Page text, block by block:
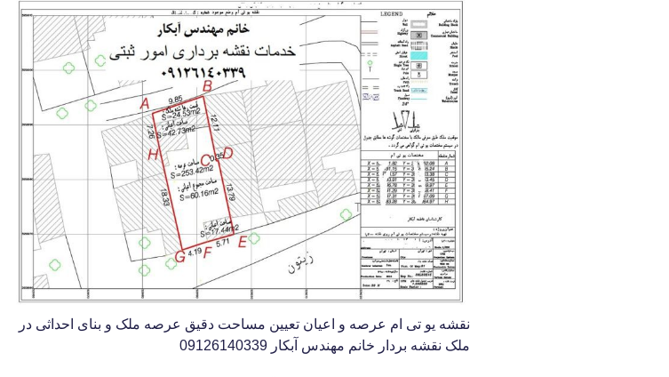
نقشه یو تی ام عرصه و اعیان تعیین مساحت دقیق عرصه ملک و بنای احداثی در
ملک نقشه بردار خانم مهندس آبکار 09126140339